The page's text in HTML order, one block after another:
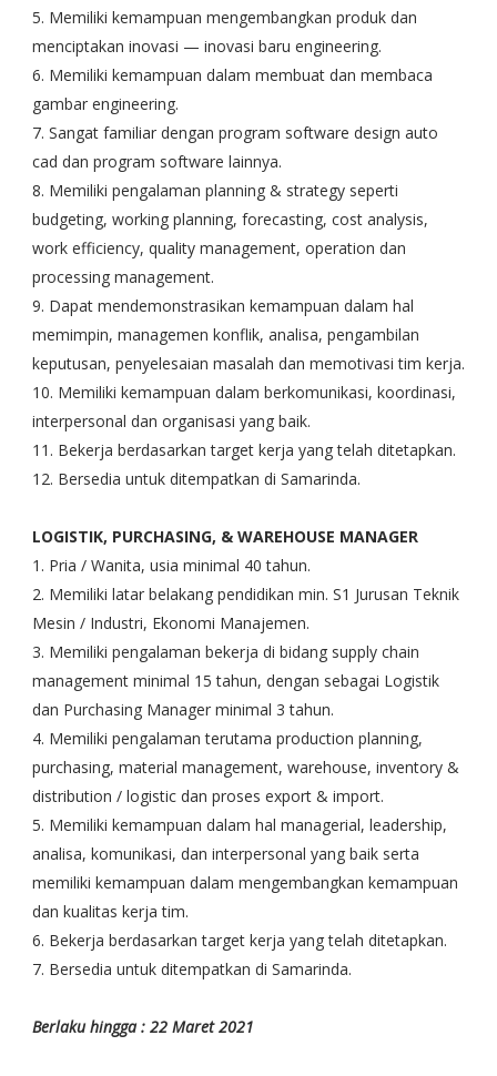
5. Memiliki kemampuan mengembangkan produk dan
menciptakan inovasi — inovasi baru engineering.
6. Memiliki kemampuan dalam membuat dan membaca
gambar engineering.
7. Sangat familiar dengan program software design auto
cad dan program software lainnya.
8. Memiliki pengalaman planning & strategy seperti
budgeting, working planning, forecasting, cost analysis,
work efficiency, quality management, operation dan
processing management.
9. Dapat mendemonstrasikan kemampuan dalam hal
memimpin, managemen konflik, analisa, pengambilan
keputusan, penyelesaian masalah dan memotivasi tim kerja.
10. Memiliki kemampuan dalam berkomunikasi, koordinasi,
interpersonal dan organisasi yang baik.
11. Bekerja berdasarkan target kerja yang telah ditetapkan.
12. Bersedia untuk ditempatkan di Samarinda.
LOGISTIK, PURCHASING, & WAREHOUSE MANAGER
1. Pria / Wanita, usia minimal 40 tahun.
2. Memiliki latar belakang pendidikan min. S1 Jurusan Teknik
Mesin / Industri, Ekonomi Manajemen.
3. Memiliki pengalaman bekerja di bidang supply chain
management minimal 15 tahun, dengan sebagai Logistik
dan Purchasing Manager minimal 3 tahun.
4. Memiliki pengalaman terutama production planning,
purchasing, material management, warehouse, inventory &
distribution / logistic dan proses export & import.
5. Memiliki kemampuan dalam hal managerial, leadership,
analisa, komunikasi, dan interpersonal yang baik serta
memiliki kemampuan dalam mengembangkan kemampuan
dan kualitas kerja tim.
6. Bekerja berdasarkan target kerja yang telah ditetapkan.
7. Bersedia untuk ditempatkan di Samarinda.
Berlaku hingga : 22 Maret 2021